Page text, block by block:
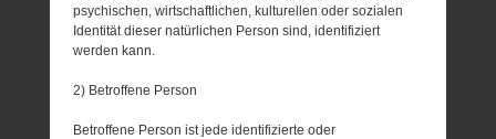
psychischen, wirtschaftlichen, kulturellen oder sozialen
Identität dieser natürlichen Person sind, identifiziert
werden kann.
2) Betroffene Person
Betroffene Person ist jede identifizierte oder